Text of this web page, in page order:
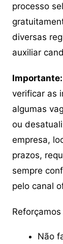
processo
diversas
auxiliar
Importante:
verificar as
algumas
ou
empresa,
prazos,
sempre
pelo canal
Reforçamos
Não